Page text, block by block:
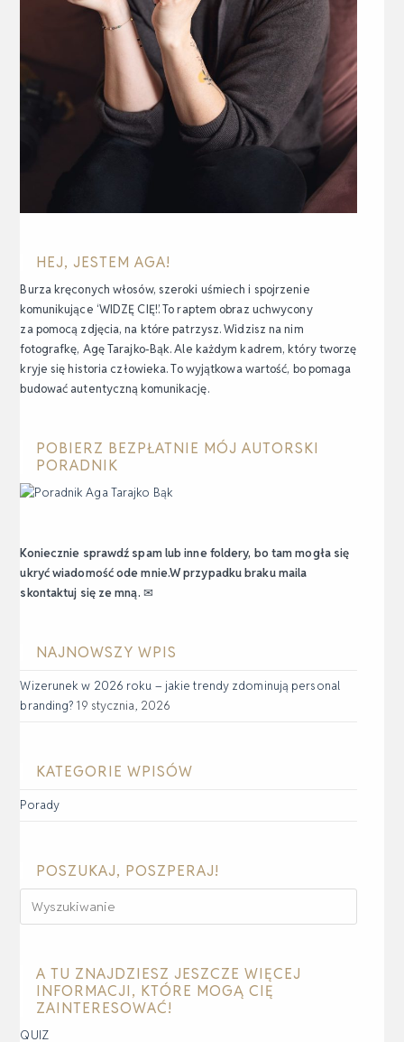
HEJ, JESTEM AGA!
Burza kręconych włosów, szeroki uśmiech i spojrzenie
komunikujące ‘WIDZĘ CIĘ!’. To raptem obraz uchwycony
za pomocą zdjęcia, na które patrzysz. Widzisz na nim
fotografkę, Agę Tarajko-Bąk. Ale każdym kadrem, który tworzę
kryje się historia człowieka. To wyjątkowa wartość, bo pomaga
budować autentyczną komunikację.
POBIERZ BEZPŁATNIE MÓJ AUTORSKI
PORADNIK
Koniecznie sprawdź spam lub inne foldery, bo tam mogła się
ukryć wiadomość ode mnie.W przypadku braku maila
skontaktuj się ze mną. ✉
NAJNOWSZY WPIS
Wizerunek w 2026 roku – jakie trendy zdominują personal
branding? 19 stycznia, 2026
KATEGORIE WPISÓW
Porady
POSZUKAJ, POSZPERAJ!
A TU ZNAJDZIESZ JESZCZE WIĘCEJ
INFORMACJI, KTÓRE MOGĄ CIĘ
ZAINTERESOWAĆ!
QUIZ